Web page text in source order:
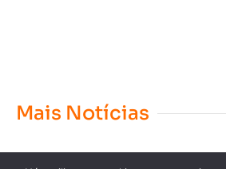
Mais Notícias